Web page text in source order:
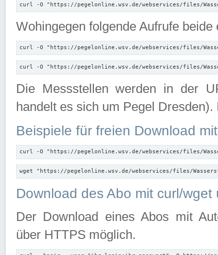
curl -O "https://pegelonline.wsv.de/webservices/files/
Wohingegen folgende Aufrufe beide
curl -O "https://pegelonline.wsv.de/webservices/files/
curl -O "https://pegelonline.wsv.de/webservices/files/
Die Messstellen werden in der
handelt es sich um Pegel
Beispiele für freien Download
curl -O "https://pegelonline.wsv.de/webservices/files/
wget "https://pegelonline.wsv.de/webservices/files/
Download des Abo mit curl/
Der Download eines Abos mit
über HTTPS möglich.